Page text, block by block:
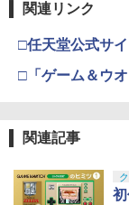
関連リンク
□任天堂公式サイ
□「ゲーム＆ウ
関連記事